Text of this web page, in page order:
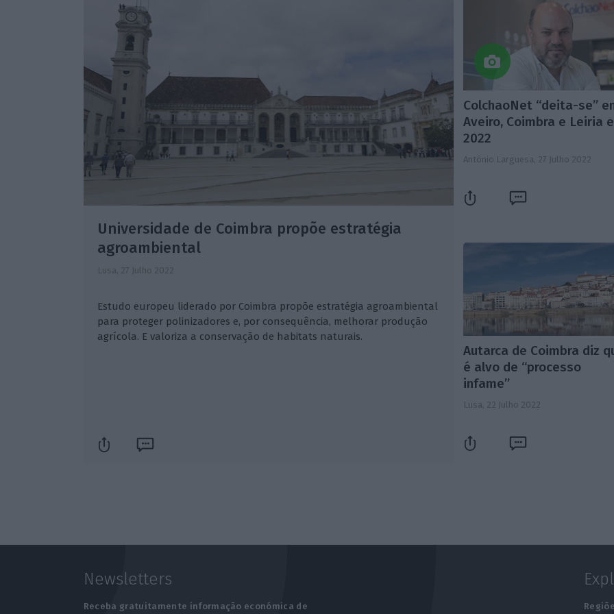
Universidade de Coimbra propõe estratégia
agroambiental
Lusa, 27 Julho 2022
Estudo europeu liderado por Coimbra propõe estratégia agroambiental
para proteger polinizadores e, por consequência, melhorar produção
agrícola. E valoriza a conservação de habitats naturais.
ColchaoNet “deita-se”
Aveiro, Coimbra e Leiria
2022
António Larguesa, 27 Julho 2022
Autarca de Coimbra diz
é alvo de “processo
infame”
Lusa, 22 Julho 2022
Newsletters
Receba gratuitamente informação económica de